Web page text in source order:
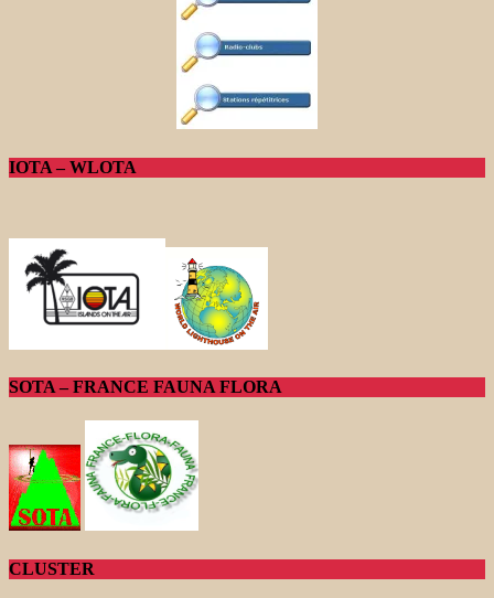
IOTA – WLOTA
SOTA – FRANCE FAUNA FLORA
CLUSTER